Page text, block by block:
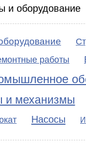
и оборудование
работы
механизмы
Насосы